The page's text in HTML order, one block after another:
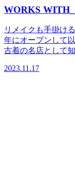
WORKS
リメイクも手掛け
年にオープンして
古着の名店として
2023.11.17